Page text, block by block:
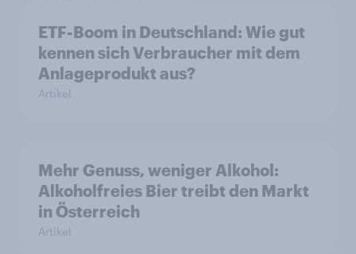
ETF-Boom in Deutschland: Wie gut
kennen sich Verbraucher mit dem
Anlageprodukt aus?
Artikel
Mehr Genuss, weniger Alkohol:
Alkoholfreies Bier treibt den Markt
in Österreich
Artikel